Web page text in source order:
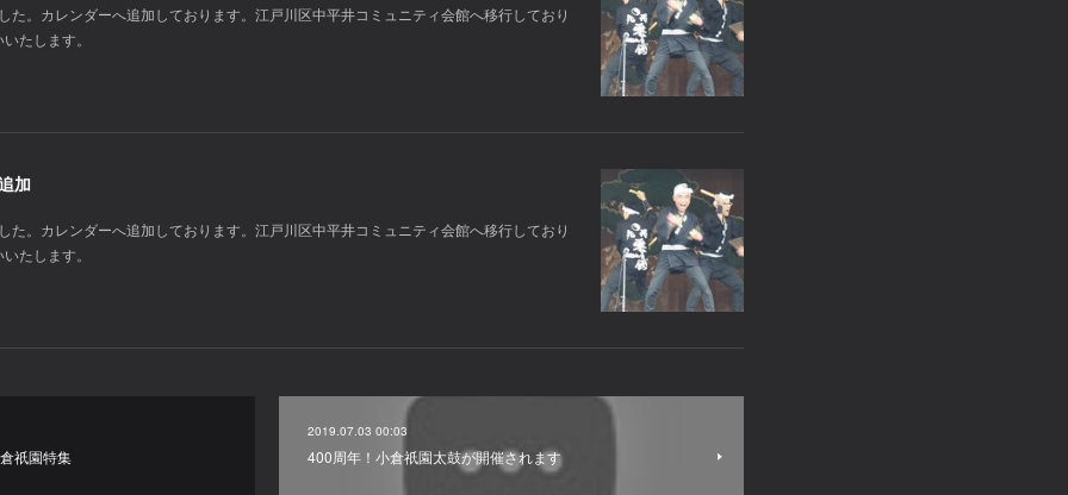
た。カレンダーへ追加しております。江戸川区中平井コミュニティ会館へ移行しており
たします。
加
た。カレンダーへ追加しております。江戸川区中平井コミュニティ会館へ移行しており
たします。
祇園特集
2019.07.03 00:03
400周年！小倉祇園太鼓が開催されます